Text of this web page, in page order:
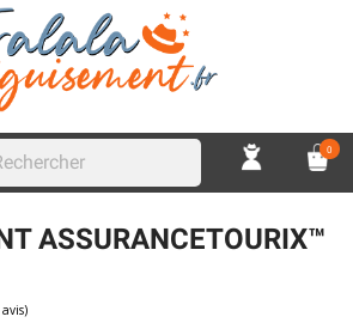
0
ASSURANCETOURIX™